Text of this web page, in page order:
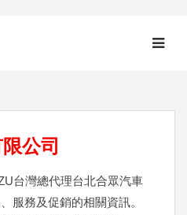
公司
台灣總代理台北合眾汽車
服務及促銷的相關資訊。